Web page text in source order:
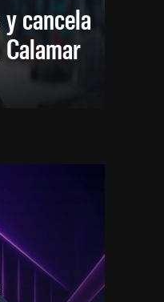
cancela